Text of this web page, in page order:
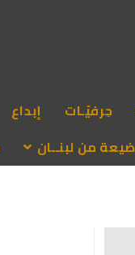
حِرفيّـات إبداع
ضيعة من لبنــان